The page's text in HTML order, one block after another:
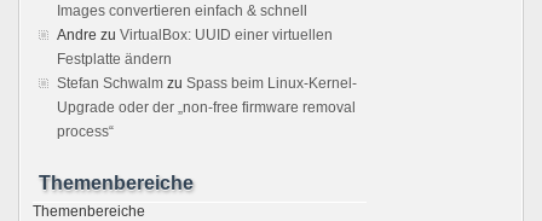
Images convertieren einfach & schnell
Andre zu VirtualBox: UUID einer virtuellen
Festplatte ändern
Stefan Schwalm zu Spass beim Linux-Kernel-
Upgrade oder der „non-free firmware removal
process“
Themenbereiche
Themenbereiche